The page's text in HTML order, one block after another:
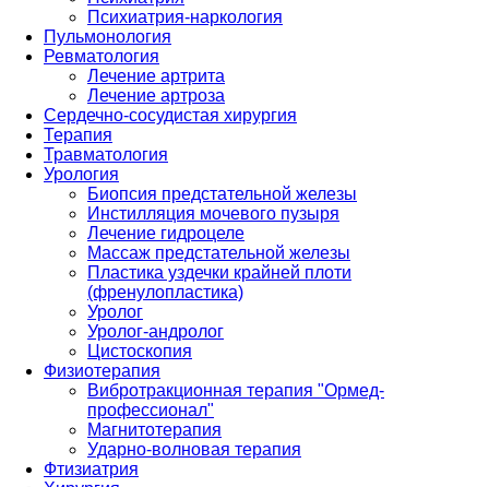
Психиатрия-наркология
Пульмонология
Ревматология
Лечение артрита
Лечение артроза
Сердечно-сосудистая хирургия
Терапия
Травматология
Урология
Биопсия предстательной железы
Инстилляция мочевого пузыря
Лечение гидроцеле
Массаж предстательной железы
Пластика уздечки крайней плоти
(френулопластика)
Уролог
Уролог-андролог
Цистоскопия
Физиотерапия
Вибротракционная терапия "Ормед-
профессионал"
Магнитотерапия
Ударно-волновая терапия
Фтизиатрия